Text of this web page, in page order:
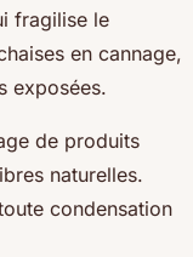
fragilise le
en cannage,
exposées.
de produits
naturelles.
condensation